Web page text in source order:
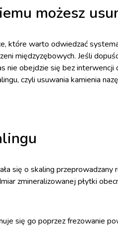
możesz
które warto odwiedzać
międzyzębowych. Jeśli
nie obejdzie się bez
czyli usuwania kamienia
się o skaling przeprowadzany
zmineralizowanej płytki
się go poprzez frezowanie